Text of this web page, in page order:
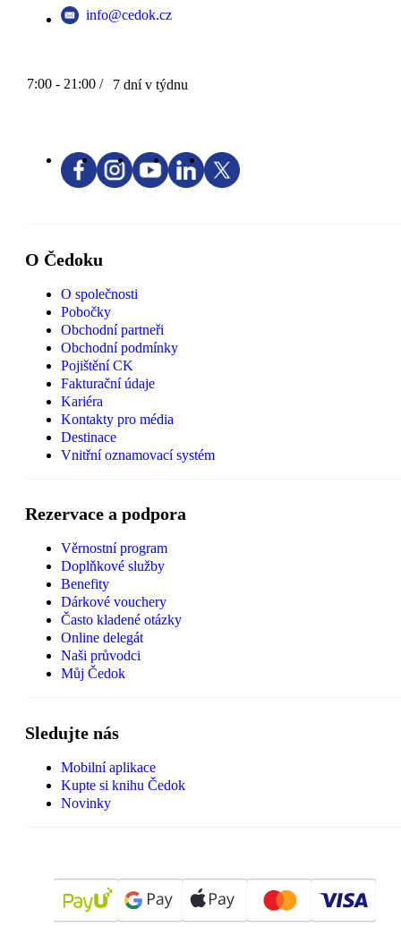
info@cedok.cz
7:00 - 21:00 / 7 dní v týdnu
O Čedoku
O společnosti
Pobočky
Obchodní partneři
Obchodní podmínky
Pojištění CK
Fakturační údaje
Kariéra
Kontakty pro média
Destinace
Vnitřní oznamovací systém
Rezervace a podpora
Věrnostní program
Doplňkové služby
Benefity
Dárkové vouchery
Často kladené otázky
Online delegát
Naši průvodci
Můj Čedok
Sledujte nás
Mobilní aplikace
Kupte si knihu Čedok
Novinky